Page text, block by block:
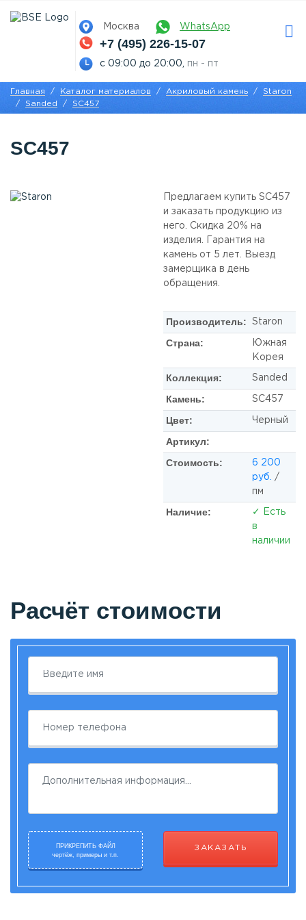
Москва WhatsApp
+7 (495) 226-15-07
с 09:00 до 20:00, пн - пт
Главная Каталог материалов Акриловый камень
Staron
Sanded
SС457
SС457
Предлагаем купить SС457
и заказать продукцию из
него. Скидка 20% на
изделия. Гарантия на
камень от 5 лет. Выезд
замерщика в день
обращения.
Производитель: Staron
Страна:
Южная
Корея
Коллекция: Sanded
Камень: SС457
Цвет: Черный
Артикул:
Стоимость:
6 200
руб.
/
пм
Наличие:
✓ Есть
в
наличии
Расчёт стоимости
ПРИКРЕПИТЬ ФАЙЛ
чертёж, примеры и т.п.
ЗАКАЗАТЬ